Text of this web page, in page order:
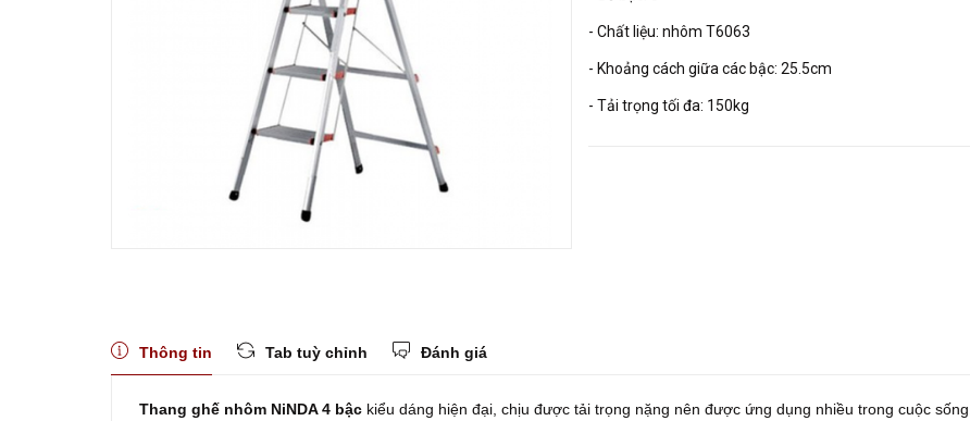
- Chất liệu: nhôm T6063
- Khoảng cách giữa các bậc: 25.5cm
- Tải trọng tối đa: 150kg
Thông tin Tab tuỳ chỉnh Đánh giá
Thang ghế nhôm NiNDA 4 bậc kiểu dáng hiện đại, chịu được tải trọng nặng nên được ứng dụng nhiều trong cuộc sống.